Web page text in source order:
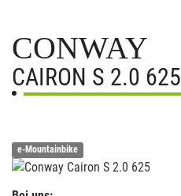
CONWAY
CAIRON S 2.0 625
e-Mountainbike